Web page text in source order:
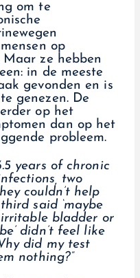
om te
op
ze hebben
in de meeste
gevonden en is
genezen. De
op het
dan op het
probleem.
years of chronic
two
couldn’t help
said ‘maybe
bladder or
didn’t feel like
did my test
nothing?”